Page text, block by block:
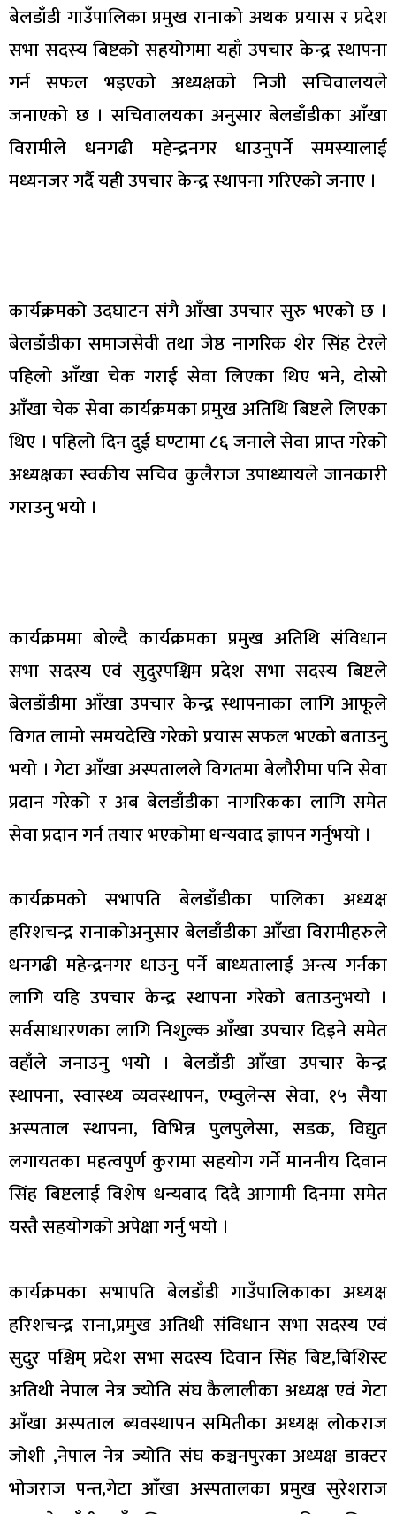
बेलडाँडी गाउँपालिका प्रमुख रानाको अथक प्रयास र प्रदेश
सभा सदस्य बिष्टको सहयोगमा यहाँ उपचार केन्द्र स्थापना
गर्न सफल भइएको अध्यक्षको निजी सचिवालयले
जनाएको छ । सचिवालयका अनुसार बेलडाँडीका आँखा
विरामीले धनगढी महेन्द्रनगर धाउनुपर्ने समस्यालाई
मध्यनजर गर्दै यही उपचार केन्द्र स्थापना गरिएको जनाए ।
कार्यक्रमको उदघाटन संगै आँखा उपचार सुरु भएको छ ।
बेलडाँडीका समाजसेवी तथा जेष्ठ नागरिक शेर सिंह टेरले
पहिलो आँखा चेक गराई सेवा लिएका थिए भने, दोस्रो
आँखा चेक सेवा कार्यक्रमका प्रमुख अतिथि बिष्टले लिएका
थिए । पहिलो दिन दुई घण्टामा ८६ जनाले सेवा प्राप्त गरेको
अध्यक्षका स्वकीय सचिव कुलैराज उपाध्यायले जानकारी
गराउनु भयो ।
कार्यक्रममा बोल्दै कार्यक्रमका प्रमुख अतिथि संविधान
सभा सदस्य एवं सुदुरपश्चिम प्रदेश सभा सदस्य बिष्टले
बेलडाँडीमा आँखा उपचार केन्द्र स्थापनाका लागि आफूले
विगत लामो समयदेखि गरेको प्रयास सफल भएको बताउनु
भयो । गेटा आँखा अस्पतालले विगतमा बेलौरीमा पनि सेवा
प्रदान गरेको र अब बेलडाँडीका नागरिकका लागि समेत
सेवा प्रदान गर्न तयार भएकोमा धन्यवाद ज्ञापन गर्नुभयो ।
कार्यक्रमको सभापति बेलडाँडीका पालिका अध्यक्ष
हरिशचन्द्र रानाकोअनुसार बेलडाँडीका आँखा विरामीहरुले
धनगढी महेन्द्रनगर धाउनु पर्ने बाध्यतालाई अन्त्य गर्नका
लागि यहि उपचार केन्द्र स्थापना गरेको बताउनुभयो ।
सर्वसाधारणका लागि निशुल्क आँखा उपचार दिइने समेत
वहाँले जनाउनु भयो । बेलडाँडी आँखा उपचार केन्द्र
स्थापना, स्वास्थ्य व्यवस्थापन, एम्वुलेन्स सेवा, १५ सैया
अस्पताल स्थापना, विभिन्न पुलपुलेसा, सडक, विद्युत
लगायतका महत्वपुर्ण कुरामा सहयोग गर्ने माननीय दिवान
सिंह बिष्टलाई विशेष धन्यवाद दिदै आगामी दिनमा समेत
यस्तै सहयोगको अपेक्षा गर्नु भयो ।
कार्यक्रमका सभापति बेलडाँडी गाउँपालिकाका अध्यक्ष
हरिशचन्द्र राना,प्रमुख अतिथी संविधान सभा सदस्य एवं
सुदुर पश्चिम् प्रदेश सभा सदस्य दिवान सिंह बिष्ट,बिशिस्ट
अतिथी नेपाल नेत्र ज्योति संघ कैलालीका अध्यक्ष एवं गेटा
आँखा अस्पताल ब्यवस्थापन समितीका अध्यक्ष लोकराज
जोशी ,नेपाल नेत्र ज्योति संघ कञ्चनपुरका अध्यक्ष डाक्टर
भोजराज पन्त,गेटा आँखा अस्पतालका प्रमुख सुरेशराज